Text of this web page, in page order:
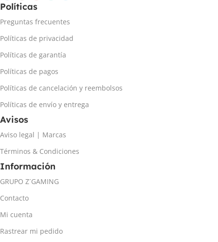
Políticas
Preguntas frecuentes
Políticas de privacidad
Políticas de garantía
Políticas de pagos
Políticas de cancelación y reembolsos
Políticas de envío y entrega
Avisos
Aviso legal | Marcas
Términos & Condiciones
Información
GRUPO Z´GAMING
Contacto
Mi cuenta
Rastrear mi pedido